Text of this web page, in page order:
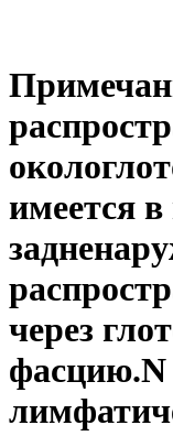
имеется в
через